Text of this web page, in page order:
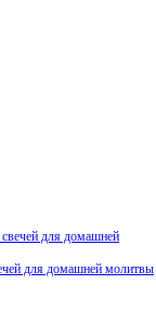
для домашней молитвы